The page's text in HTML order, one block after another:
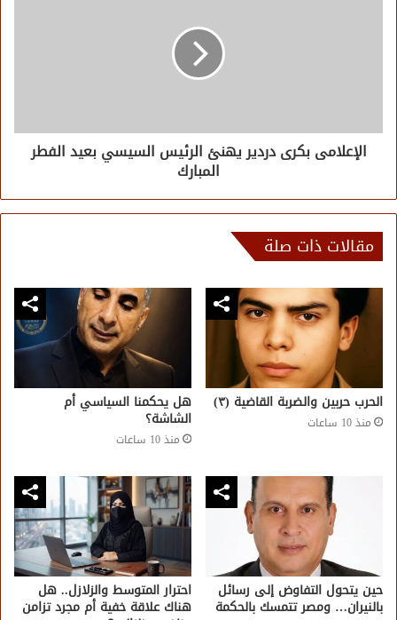
الإعلامى بكرى دردير يهنئ الرئيس السيسي بعيد الفطر
المبارك
مقالات ذات صلة
الحرب حربين والضربة القاضية (٣)
منذ 10 ساعات
هل يحكمنا السياسي أم
الشاشة؟
منذ 10 ساعات
حين يتحول التفاوض إلى رسائل
بالنيران… ومصر تتمسك بالحكمة
احترار المتوسط والزلازل.. هل
هناك علاقة خفية أم مجرد تزامن